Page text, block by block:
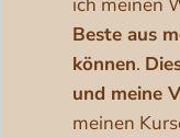
ich meinen
Beste aus
können.
und meine
meinen